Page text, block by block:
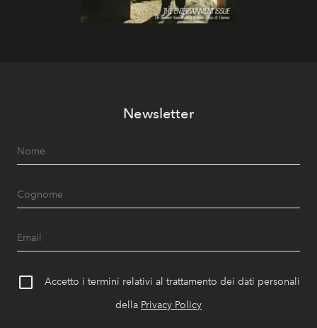
Newsletter
Accetto i termini relativi al trattamento dei dati personali
della Privacy Policy